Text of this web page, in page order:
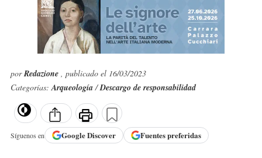
porRedazione , publicado el 16/03/2023
Categorías:Arqueología/Descargo de responsabilidad
Síguenos en GoogleDiscover Fuentes preferidas